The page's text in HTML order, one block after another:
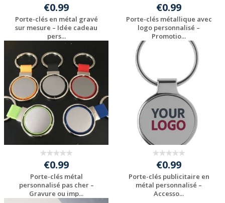
€0.99
Porte-clés en métal gravé
sur mesure – Idée cadeau
pers...
Personnaliser avec
votre logo
€0.99
Porte-clés métallique avec
logo personnalisé –
Promotio...
Personnaliser avec
€0.99
Porte-clés métal
personnalisé pas cher –
Gravure ou imp...
€0.99
Porte-clés publicitaire en
métal personnalisé –
Accesso...